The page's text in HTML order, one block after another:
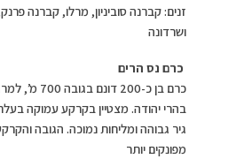
זנים: קברנה סוביניון, מרלו, קברנה
ושרדונה
כרם נס הרים
כרם בן כ-200
בהרי יהודה. מצטיין בקרקע עמוקה
גיר גבוהה ומליחות נמוכה. הגובה
מפונקים יותר